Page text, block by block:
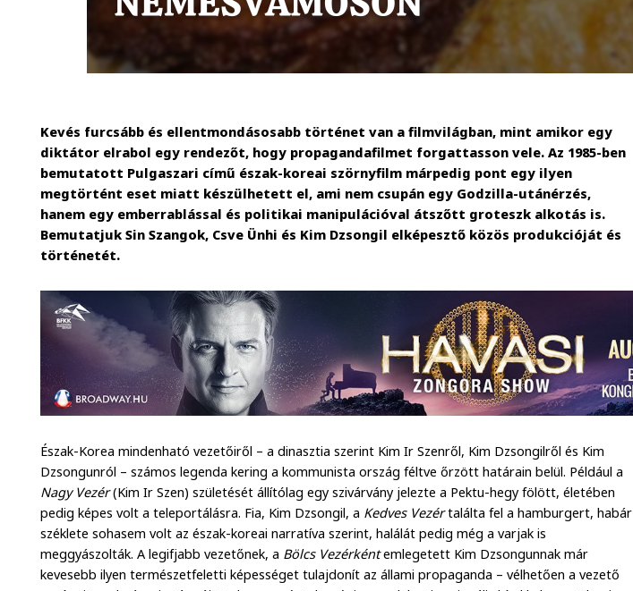
Kevés furcsább és ellentmondásosabb történet van a filmvilágban, mint amikor egy
diktátor elrabol egy rendezőt, hogy propagandafilmet forgattasson vele. Az 1985-ben
bemutatott Pulgaszari című észak-koreai szörnyfilm márpedig pont egy ilyen
megtörtént eset miatt készülhetett el, ami nem csupán egy Godzilla-utánérzés,
hanem egy emberrablással és politikai manipulációval átszőtt groteszk alkotás is.
Bemutatjuk Sin Szangok, Csve Ünhi és Kim Dzsongil elképesztő közös produkcióját és
történetét.
Észak-Korea mindenható vezetőiről – a dinasztia szerint Kim Ir Szenről, Kim Dzsongilről és Kim
Dzsongunról – számos legenda kering a kommunista ország féltve őrzött határain belül. Például a
Nagy Vezér(Kim Ir Szen) születését állítólag egy szivárvány jelezte a Pektu-hegy fölött, életében
pedig képes volt a teleportálásra. Fia, Kim Dzsongil, a Kedves Vezértalálta fel a hamburgert, habár
széklete sohasem volt az észak-koreai narratíva szerint, halálát pedig még a varjak is
meggyászolták. A legifjabb vezetőnek, a Bölcs Vezérkéntemlegetett Kim Dzsongunnak már
kevesebb ilyen természetfeletti képességet tulajdonít az állami propaganda – vélhetően a vezető